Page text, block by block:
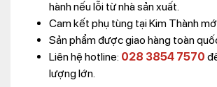
hành nếu lỗi từ nhà sản xuất.
Cam kết phụ tùng tại Kim Thành
Sản phẩm được giao hàng toàn
Liên hệ hotline: 028 3854 7570
lượng lớn.